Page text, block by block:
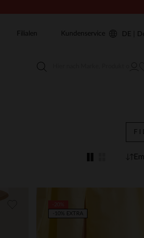
Filialen Kundenservice DE |
-10% EXTRA